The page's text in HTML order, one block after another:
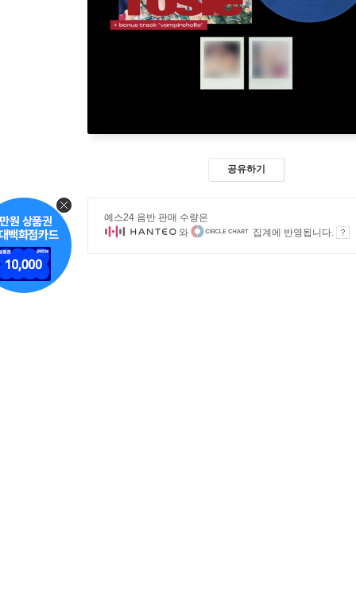
공유하기
예스24 음반 판매 수량은
와
집계에 반영됩니다.